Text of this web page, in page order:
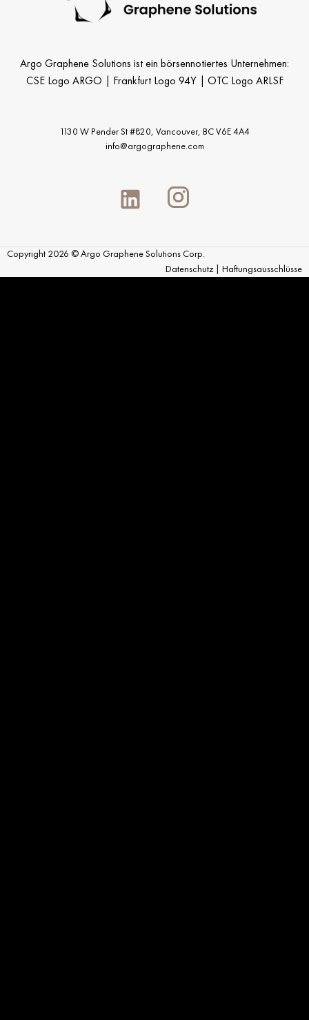
Argo Graphene Solutions ist ein börsennotiertes Unternehmen:
CSE Logo ARGO | Frankfurt Logo 94Y | OTC Logo ARLSF
1130 W Pender St #820, Vancouver, BC V6E 4A4
info@argographene.com
Copyright 2026 © Argo Graphene Solutions Corp.
Datenschutz| Haftungsausschlüsse